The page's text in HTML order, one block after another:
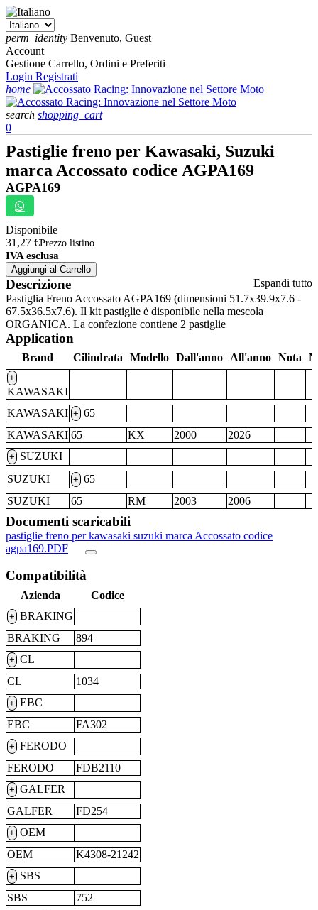
perm_identity Benvenuto, Guest
Account
Gestione Carrello, Ordini e Preferiti
Login Registrati
home
search shopping_cart
0
Pastiglie freno per Kawasaki, Suzuki
marca Accossato codice AGPA169
AGPA169
Disponibile
31,27 €Prezzo listino
IVA esclusa
Aggiungi al Carrello
Espandi tutto
Descrizione
Pastiglia Freno Accossato AGPA169 (dimensioni 51.7x39.9x7.6 -
67.5x36.5x7.6). Il kit pastiglie è disponibile nella mescola
ORGANICA. La confezione contiene 2 pastiglie
Application
Brand Cilindrata Modello Dall'anno All'anno Nota
+
KAWASAKI
KAWASAKI + 65
KAWASAKI 65 KX 2000 2026
+ SUZUKI
SUZUKI
+ 65
SUZUKI
65 RM 2003 2006
Documenti scaricabili
pastiglie freno per kawasaki suzuki marca Accossato codice
agpa169.PDF
Compatibilità
Azienda Codice
+ BRAKING
BRAKING
894
+ CL
CL
1034
+ EBC
EBC
FA302
+ FERODO
FERODO
FDB2110
+ GALFER
GALFER
FD254
+ OEM
OEM
K4308-21242
+ SBS
SBS
752